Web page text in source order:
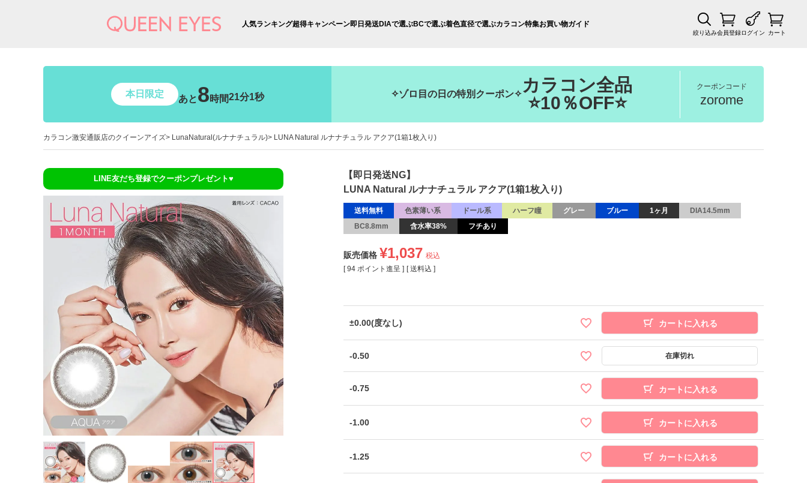
人気ランキング超得キャンペーン即日発送DIAで選ぶBCで選ぶ着色直径で選ぶカラコン特集お買い物ガイド
絞り込み会員登録ログイン カート
本日限定 あと8時間21分0秒 ✧ゾロ目の日の特別クーポン✧ カラコン全品
⭐10％OFF⭐
クーポンコード
zorome
カラコン激安通販店のクイーンアイズ LunaNatural(ルナナチュラル) LUNA Natural ルナナチュラル アクア(1箱1枚入り)
LINE友だち登録でクーポンプレゼント♥
【即日発送NG】
LUNA Natural ルナナチュラル アクア(1箱1枚入り)
送料無料 色素薄い系 ドール系 ハーフ瞳 グレー ブルー 1ヶ月
DIA14.5mm
BC8.8mm
含水率38% フチあり
販売価格 ¥1,037 税込
[ 94 ポイント進呈 ] 送料込
±0.00(度なし) カートに入れる
-0.50
-0.75 カートに入れる
-1.00 カートに入れる
-1.25 カートに入れる